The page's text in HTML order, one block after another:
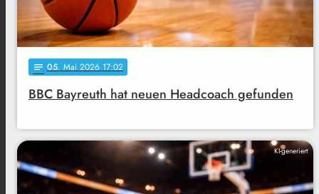
notes 05. Mai 2026 17:02
BBC Bayreuth hat neuen Headcoach gefunden
KI-generiert